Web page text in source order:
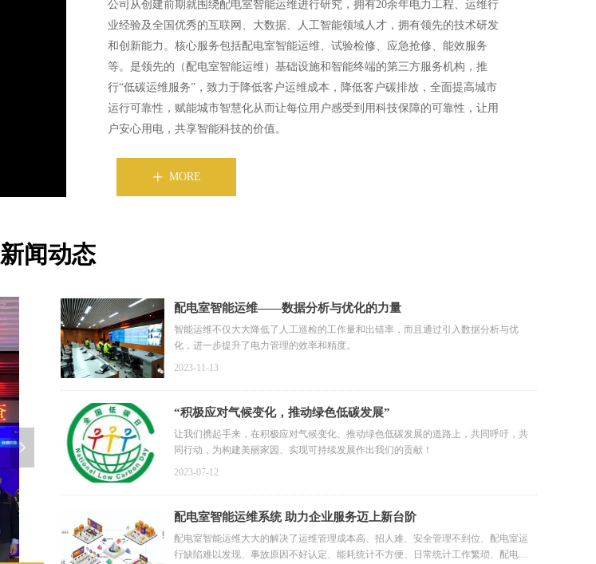
넲
配电室智能运维——数据分析与优化的力量
智能运维不仅大大降低了人工巡检的工作量和出错率，而且通过引入数据分析与优
化，进一步提升了电力管理的效率和精度。
2023-11-13
“积极应对气候变化，推动绿色低碳发展”
让我们携起手来，在积极应对气候变化、推动绿色低碳发展的道路上，共同呼吁，共
同行动，为构建美丽家园、实现可持续发展作出我们的贡献！
2023-07-12
配电室智能运维系统 助力企业服务迈上新台阶
配电室智能运维大大的解决了运维管理成本高、招人难、安全管理不到位、配电室运
行缺陷难以发现、事故原因不好认定、能耗统计不方便、日常统计工作繁琐、配电室
新闻动态
ꄸ MORE
公司从创建前期就围绕配电室智能运维进行研究，拥有20余年电力工程、运维行
业经验及全国优秀的互联网、大数据、人工智能领域人才，拥有领先的技术研发
和创新能力。核心服务包括配电室智能运维、试验检修、应急抢修、能效服务
等。是领先的（配电室智能运维）基础设施和智能终端的第三方服务机构，推
行“低碳运维服务”，致力于降低客户运维成本，降低客户碳排放，全面提高城市
运行可靠性，赋能城市智慧化从而让每位用户感受到用科技保障的可靠性，让用
户安心用电，共享智能科技的价值。